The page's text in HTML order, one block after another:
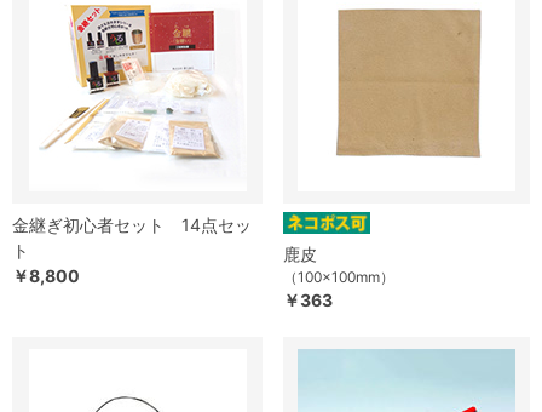
金継ぎ初心者セット 14点セッ
ト
￥8,800
鹿皮
（100×100mm）
￥363